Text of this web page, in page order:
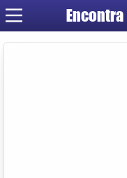
Encontra